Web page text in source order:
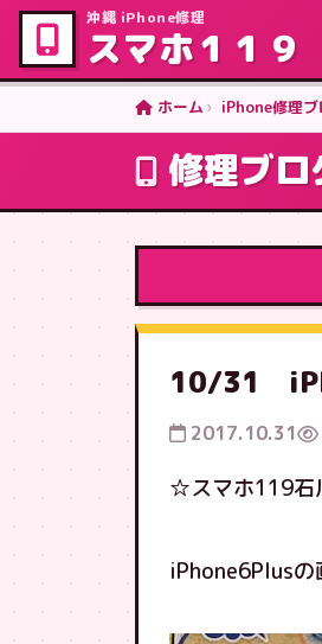
沖縄 iPhone修理
スマホ１１９
ホーム iPhone修理ブ
修理ブロ
10/31
2017.10.31
☆スマホ119石
iPhone6Plusの